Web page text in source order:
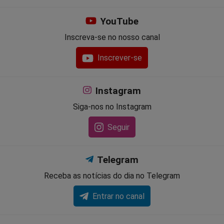
YouTube
Inscreva-se no nosso canal
Inscrever-se
Instagram
Siga-nos no Instagram
Seguir
Telegram
Receba as notícias do dia no Telegram
Entrar no canal